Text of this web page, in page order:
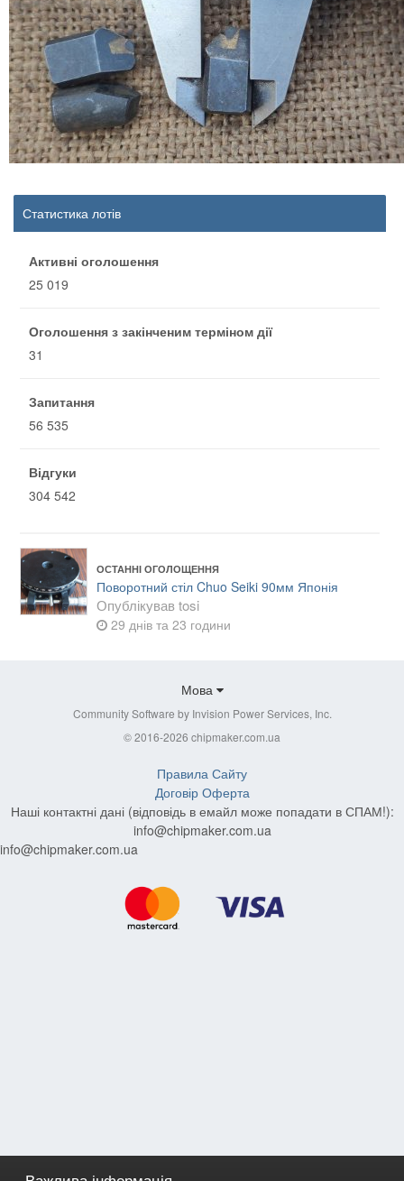
Статистика лотів
Активні оголошення
25 019
Оголошення з закінченим терміном дії
31
Запитання
56 535
Відгуки
304 542
ОСТАННІ ОГОЛОЩЕННЯ
Поворотний стіл Chuo Seiki 90мм Японія
Опублікувавtosi
29 днів та 23 години
Мова
Community Software by Invision Power Services, Inc.
© 2016-2026 chipmaker.com.ua
Правила Сайту
Договір Оферта
Наші контактні дані (відповідь в емайл може попадати в СПАМ!):
info@chipmaker.com.ua
info@chipmaker.com.ua